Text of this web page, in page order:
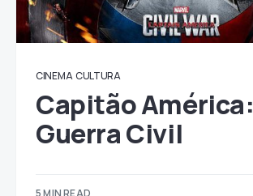
CINEMA CULTURA
Capitão América:
Guerra Civil
5 MIN READ